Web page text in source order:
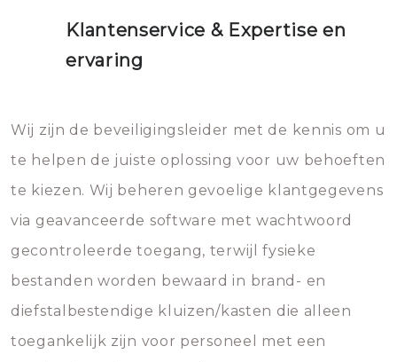
Klantenservice & Expertise en
ervaring
Wij zijn de beveiligingsleider met de kennis om u
te helpen de juiste oplossing voor uw behoeften
te kiezen. Wij beheren gevoelige klantgegevens
via geavanceerde software met wachtwoord
gecontroleerde toegang, terwijl fysieke
bestanden worden bewaard in brand- en
diefstalbestendige kluizen/kasten die alleen
toegankelijk zijn voor personeel met een